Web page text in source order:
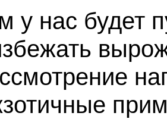
у нас будет